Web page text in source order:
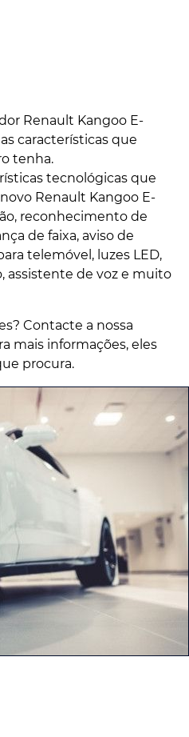
Renault Kangoo E-
características que
tenha.
tecnológicas que
Renault Kangoo E-
reconhecimento de
de faixa, aviso de
telemóvel, luzes LED,
assistente de voz e muito
Contacte a nossa
mais informações, eles
procura.